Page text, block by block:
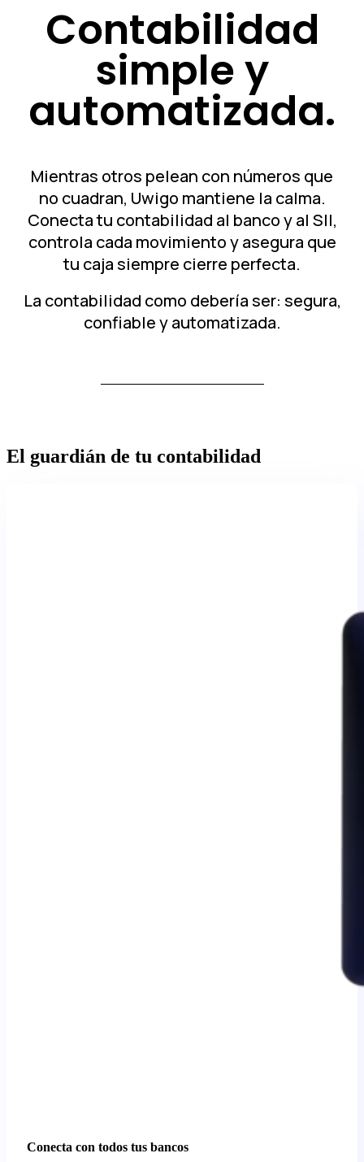
Contabilidad
simple y
automatizada.
Mientras otros pelean con números que
no cuadran, Uwigo mantiene la calma.
Conecta tu contabilidad al banco y al SII,
controla cada movimiento y asegura que
tu caja siempre cierre perfecta.
La contabilidad como debería ser: segura,
confiable y automatizada.
El guardián de tu contabilidad
Conecta con todos tus bancos